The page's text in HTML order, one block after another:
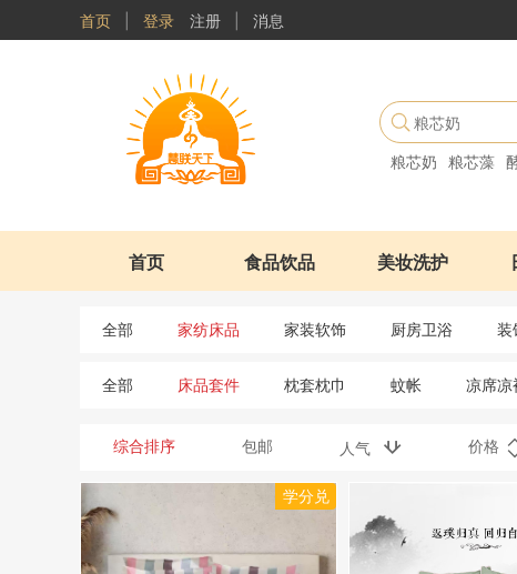
首页 登录 注册 消息
粮芯奶 粮芯藻
首页 食品饮品 美妆洗护
全部 家纺床品 家装软饰 厨房卫浴 装
全部 床品套件 枕套枕巾 蚊帐 凉席凉
综合排序 包邮 人气 价格
学分兑